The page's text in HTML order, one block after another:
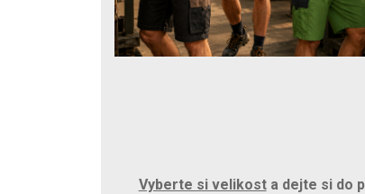
Vyberte si velikosta dejte si do